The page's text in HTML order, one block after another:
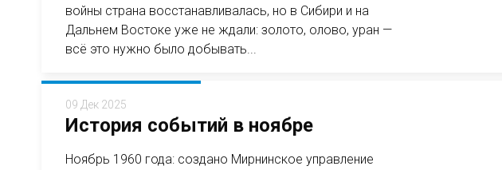
войны страна восстанавливалась, но в Сибири и на
Дальнем Востоке уже не ждали: золото, олово, уран —
всё это нужно было добывать...
09 Дек 2025
История событий в ноябре
Ноябрь 1960 года: создано Мирнинское управление